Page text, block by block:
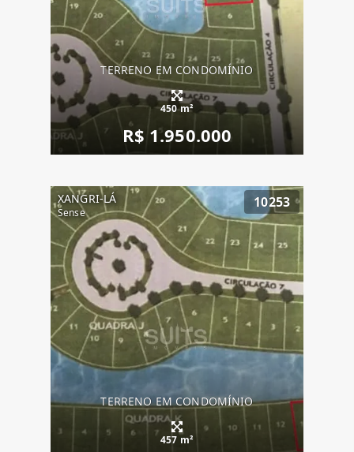
TERRENO EM CONDOMÍNIO
450 m²
R$ 1.950.000
XANGRI-LÁ
Sense
10253
TERRENO EM CONDOMÍNIO
457 m²